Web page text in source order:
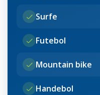
Surfe
Futebol
Mountain bike
Handebol